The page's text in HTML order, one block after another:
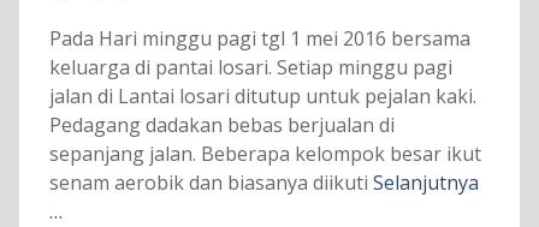
Pada Hari minggu pagi tgl 1 mei 2016 bersama
keluarga di pantai losari. Setiap minggu pagi
jalan di Lantai losari ditutup untuk pejalan kaki.
Pedagang dadakan bebas berjualan di
sepanjang jalan. Beberapa kelompok besar ikut
senam aerobik dan biasanya diikuti Selanjutnya
…